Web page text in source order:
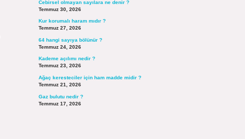
Cebirsel olmayan sayılara ne denir ?
Temmuz 30, 2026
Kur korumalı haram mıdır ?
Temmuz 27, 2026
64 hangi sayıya bölünür ?
Temmuz 24, 2026
Kademe açılımı nedir ?
Temmuz 23, 2026
Ağaç keresteciler için ham madde midir ?
Temmuz 21, 2026
Gaz bulutu nedir ?
Temmuz 17, 2026